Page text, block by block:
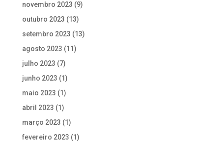
novembro 2023 (9)
outubro 2023 (13)
setembro 2023 (13)
agosto 2023 (11)
julho 2023 (7)
junho 2023 (1)
maio 2023 (1)
abril 2023 (1)
março 2023 (1)
fevereiro 2023 (1)